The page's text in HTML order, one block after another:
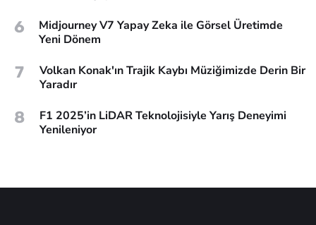
6
Midjourney V7 Yapay Zeka ile Görsel Üretimde
Yeni Dönem
7
Volkan Konak'ın Trajik Kaybı Müziğimizde Derin Bir
Yaradır
8
F1 2025’in LiDAR Teknolojisiyle Yarış Deneyimi
Yenileniyor